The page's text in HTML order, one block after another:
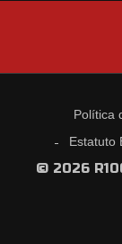
Política
Estatuto
© 2026